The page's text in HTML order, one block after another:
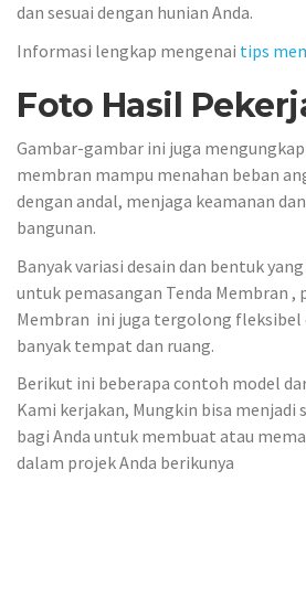
dan sesuai dengan hunian Anda.
Informasi lengkap mengenai tips
Foto Hasil
Gambar-gambar ini juga
membran mampu menahan beban
dengan andal, menjaga keamanan
bangunan.
Banyak variasi desain dan bentuk
untuk pemasangan Tenda Membran ,
Membran ini juga tergolong fleksibel
banyak tempat dan ruang.
Berikut ini beberapa contoh model
Kami kerjakan, Mungkin bisa menjadi
bagi Anda untuk membuat atau
dalam projek Anda berikunya